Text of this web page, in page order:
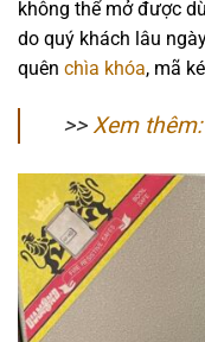
không thể mở được
do quý khách lâu
quên chìa khóa, mã
>>Xem thêm: